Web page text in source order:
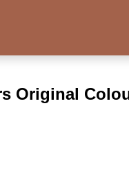
Original